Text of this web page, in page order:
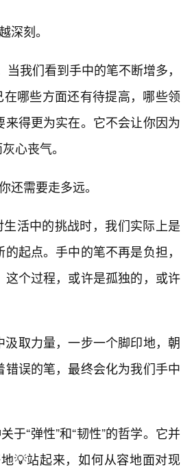
深刻。
我们看到手中的笔不断增多，
哪些方面还有待提高，哪些领
得更为实在。它不会让你因为
心丧气。
还需要走多远。
活中的挑战时，我们实际上是
起点。手中的笔不再是负担，
个过程，或许是孤独的，或许
取力量，一步一个脚印地，朝
误的笔，最终会化为我们手中
于“弹性”和“韧性”的哲学。它并
💡站起来，如何从容地面对现